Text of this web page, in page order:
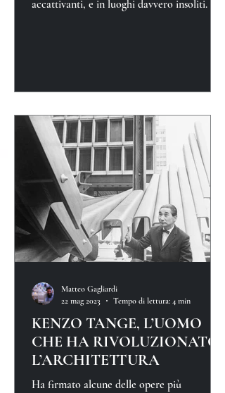
accattivanti, e in luoghi davvero insoliti.
KENZO TANGE, L’UOMO
CHE HA RIVOLUZIONATO
L’ARCHITETTURA
Ha firmato alcune delle opere più
Matteo Gagliardi
22 mag 2023
Tempo di lettura: 4 min